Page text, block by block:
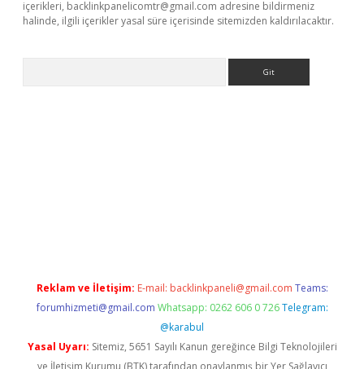
içerikleri, backlinkpanelicomtr@gmail.com adresine bildirmeniz
halinde, ilgili içerikler yasal süre içerisinde sitemizden kaldırılacaktır.
Reklam ve İletişim: E-mail: backlinkpaneli@gmail.com Teams:
forumhizmeti@gmail.com Whatsapp: 0262 606 0 726 Telegram:
@karabul
Yasal Uyarı: Sitemiz, 5651 Sayılı Kanun gereğince Bilgi Teknolojileri
ve İletişim Kurumu (BTK) tarafından onaylanmış bir Yer Sağlayıcı